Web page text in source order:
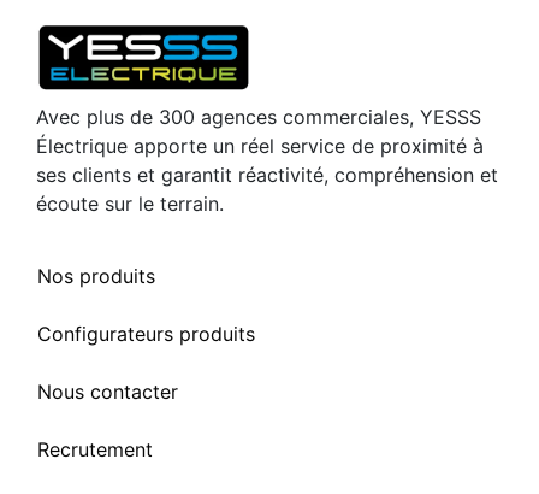
Avec plus de 300 agences commerciales, YESSS
Électrique apporte un réel service de proximité à
ses clients et garantit réactivité, compréhension et
écoute sur le terrain.
Nos produits
Configurateurs produits
Nous contacter
Recrutement